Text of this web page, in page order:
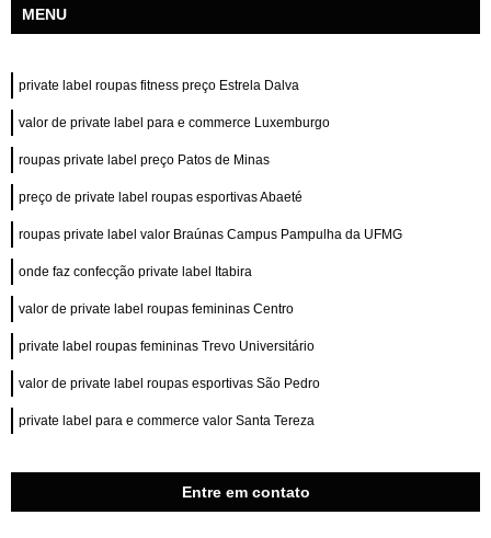
MENU
private label roupas fitness preço Estrela Dalva
valor de private label para e commerce Luxemburgo
roupas private label preço Patos de Minas
preço de private label roupas esportivas Abaeté
roupas private label valor Braúnas Campus Pampulha da UFMG
onde faz confecção private label Itabira
valor de private label roupas femininas Centro
private label roupas femininas Trevo Universitário
valor de private label roupas esportivas São Pedro
private label para e commerce valor Santa Tereza
Entre em contato